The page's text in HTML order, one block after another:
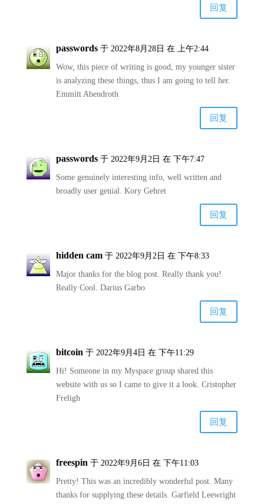
回复
passwords 于 2022年8月28日 在 上午2:44
Wow, this piece of writing is good, my younger sister
is analyzing these things, thus I am going to tell her.
Emmitt Abendroth
回复
passwords 于 2022年9月2日 在 下午7:47
Some genuinely interesting info, well written and
broadly user genial. Kory Gehret
回复
hidden cam 于 2022年9月2日 在 下午8:33
Major thanks for the blog post. Really thank you!
Really Cool. Darius Garbo
回复
bitcoin 于 2022年9月4日 在 下午11:29
Hi! Someone in my Myspace group shared this
website with us so I came to give it a look. Cristopher
Freligh
回复
freespin 于 2022年9月6日 在 下午11:03
Pretty! This was an incredibly wonderful post. Many
thanks for supplying these details. Garfield Leewright